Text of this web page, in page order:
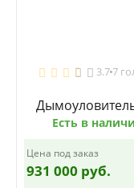
3.77
Есть в
Цена под заказ
931 000 руб.